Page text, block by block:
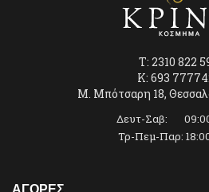
T: 2310 822
K: 693
Μ. Μπότσαρη 18,
Δευτ-Σαβ:
Τρ-Πεμ-Παρ:
ΑΓΟΡΕΣ